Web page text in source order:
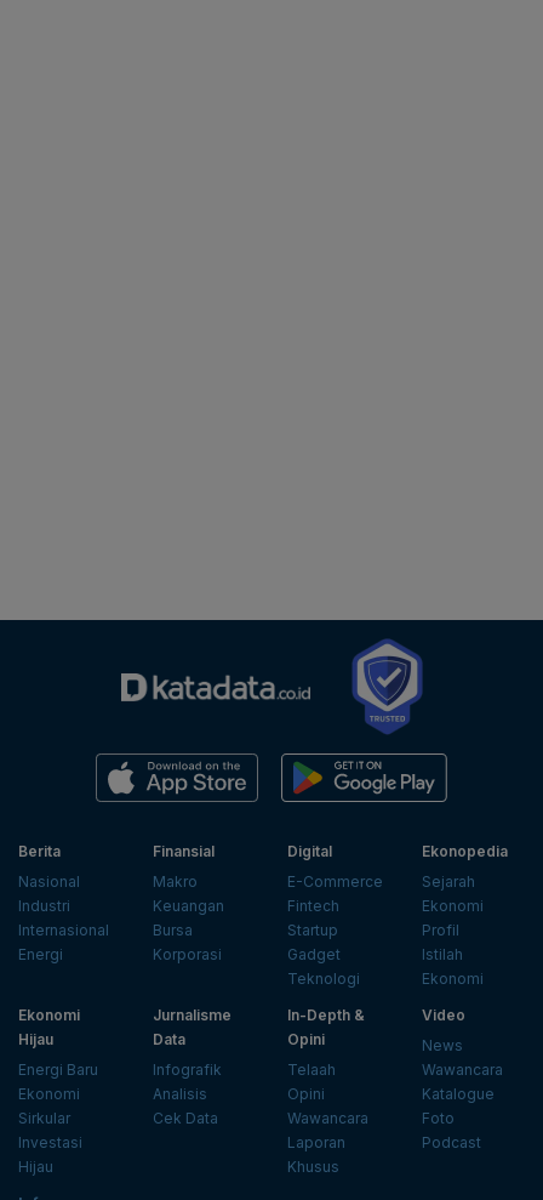
Berita
Nasional
Industri
Internasional
Energi
Finansial
Makro
Keuangan
Bursa
Korporasi
Digital
E-Commerce
Fintech
Startup
Gadget
Teknologi
Ekonopedia
Sejarah
Ekonomi
Profil
Istilah
Ekonomi
Ekonomi
Hijau
Energi Baru
Ekonomi
Sirkular
Investasi
Hijau
Jurnalisme
Data
Infografik
Analisis
Cek Data
In-Depth &
Opini
Telaah
Opini
Wawancara
Laporan
Khusus
Video
News
Wawancara
Katalogue
Foto
Podcast